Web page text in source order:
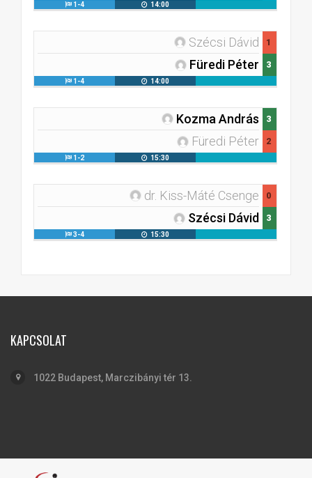
1-4 14:00
Szécsi Dávid
Füredi Péter
1
3
1-4 14:00
Kozma András
Füredi Péter
3
2
1-2 15:30
dr. Kiss-Máté Csenge
Szécsi Dávid
0
3
3-4 15:30
KAPCSOLAT
1022 Budapest, Marczibányi tér 13.